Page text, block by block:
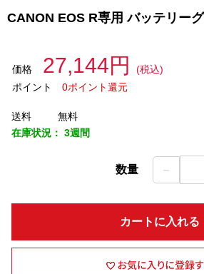
CANON EOS R専用 バッテリー
価格 27,144円
(税込)
ポイント
0ポイント還元
送料
無料
在庫状況： 3週間
数量 －
カートに入れる